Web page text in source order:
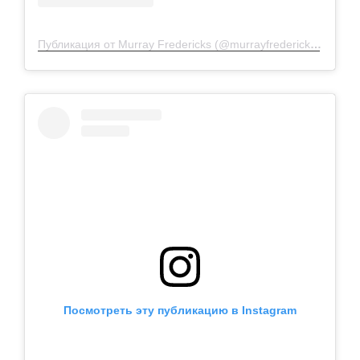
Публикация от Murray Fredericks (@murrayfredericks)
Посмотреть эту публикацию в Instagram